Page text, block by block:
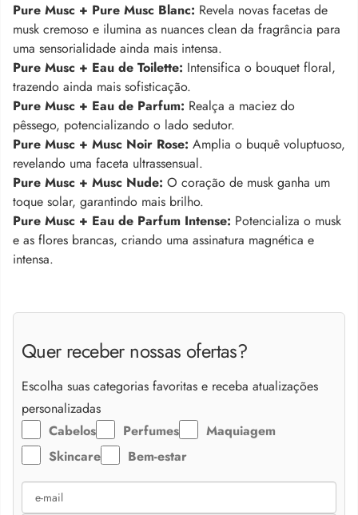
Pure Musc + Pure Musc Blanc: Revela novas facetas de
musk cremoso e ilumina as nuances clean da fragrância para
uma sensorialidade ainda mais intensa.
Pure Musc + Eau de Toilette: Intensifica o bouquet floral,
trazendo ainda mais sofisticação.
Pure Musc + Eau de Parfum: Realça a maciez do
pêssego, potencializando o lado sedutor.
Pure Musc + Musc Noir Rose: Amplia o buquê voluptuoso,
revelando uma faceta ultrassensual.
Pure Musc + Musc Nude: O coração de musk ganha um
toque solar, garantindo mais brilho.
Pure Musc + Eau de Parfum Intense: Potencializa o musk
e as flores brancas, criando uma assinatura magnética e
intensa.
Quer receber nossas ofertas?
Escolha suas categorias favoritas e receba atualizações
personalizadas
Cabelos
Perfumes
Maquiagem
Skincare
Bem-estar